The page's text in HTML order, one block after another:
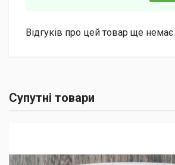
Відгуків про цей товар ще немає.
Супутні товари